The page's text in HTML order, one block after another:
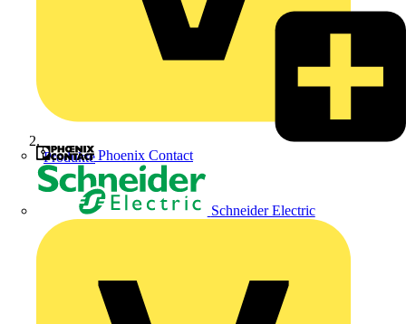
Phoenix Contact
Schneider Electric
Produkte